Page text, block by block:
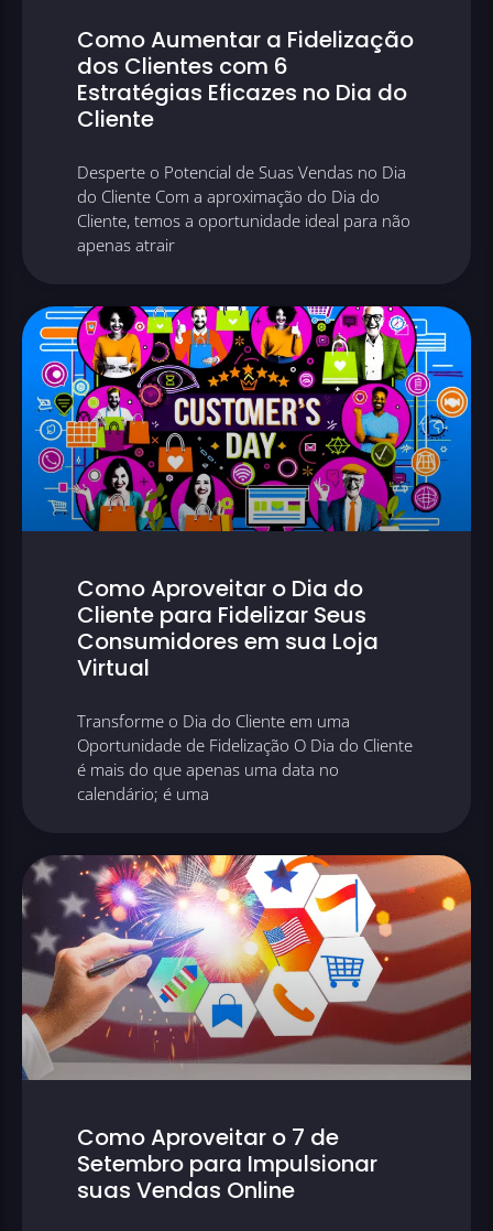
Como Aumentar a Fidelização
dos Clientes com 6
Estratégias Eficazes no Dia do
Cliente
Desperte o Potencial de Suas Vendas no Dia
do Cliente Com a aproximação do Dia do
Cliente, temos a oportunidade ideal para não
apenas atrair
Como Aproveitar o Dia do
Cliente para Fidelizar Seus
Consumidores em sua Loja
Virtual
Transforme o Dia do Cliente em uma
Oportunidade de Fidelização O Dia do Cliente
é mais do que apenas uma data no
calendário; é uma
Como Aproveitar o 7 de
Setembro para Impulsionar
suas Vendas Online